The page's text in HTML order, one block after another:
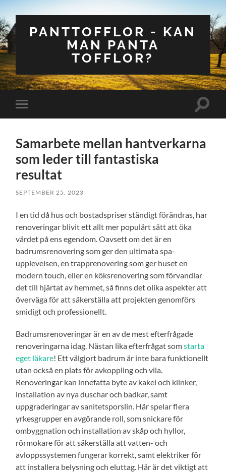
PANTTOFFLOR - KAN
MAN PANTA
TOFFLOR?
på/av
Slå
Samarbete mellan hantverkarna
som leder till fantastiska
resultat
SEPTEMBER 25, 2023
I en tid då hus och bostadspriser ständigt förändras, har
renoveringar blivit ett allt mer populärt sätt att öka
värdet på ens egendom. Oavsett om det är en
badrumsrenovering som ger den ultimata spa-
upplevelsen, en trapprenovering som ger huset en
modern touch, eller en köksrenovering som förvandlar
det till hjärtat av hemmet, så finns det olika aspekter att
överväga för att säkerställa att projekten genomförs
smidigt och professionellt.
Badrumsrenoveringar är en av de mest efterfrågade
renoveringarna idag. Nästan lika efterfrågat somstarta
eget läkare! Ett välgjort badrum är inte bara funktionellt
utan också en plats för avkoppling och vila.
Renoveringar kan innefatta byte av kakel och klinker,
installation av nya duschar och badkar, samt
uppgraderingar av sanitetsporslin. Här spelar flera
yrkesgrupper en avgörande roll, som snickare för
ombyggnation och installation av skåp och hyllor,
rörmokare för att säkerställa att vatten- och
avloppssystemen fungerar korrekt, samt elektriker för
att installera belysning och eluttag. Här är det viktigt att